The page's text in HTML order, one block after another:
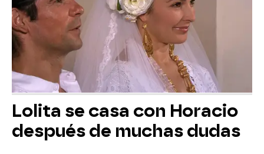
Lolita se casa con Horacio
después de muchas dudas